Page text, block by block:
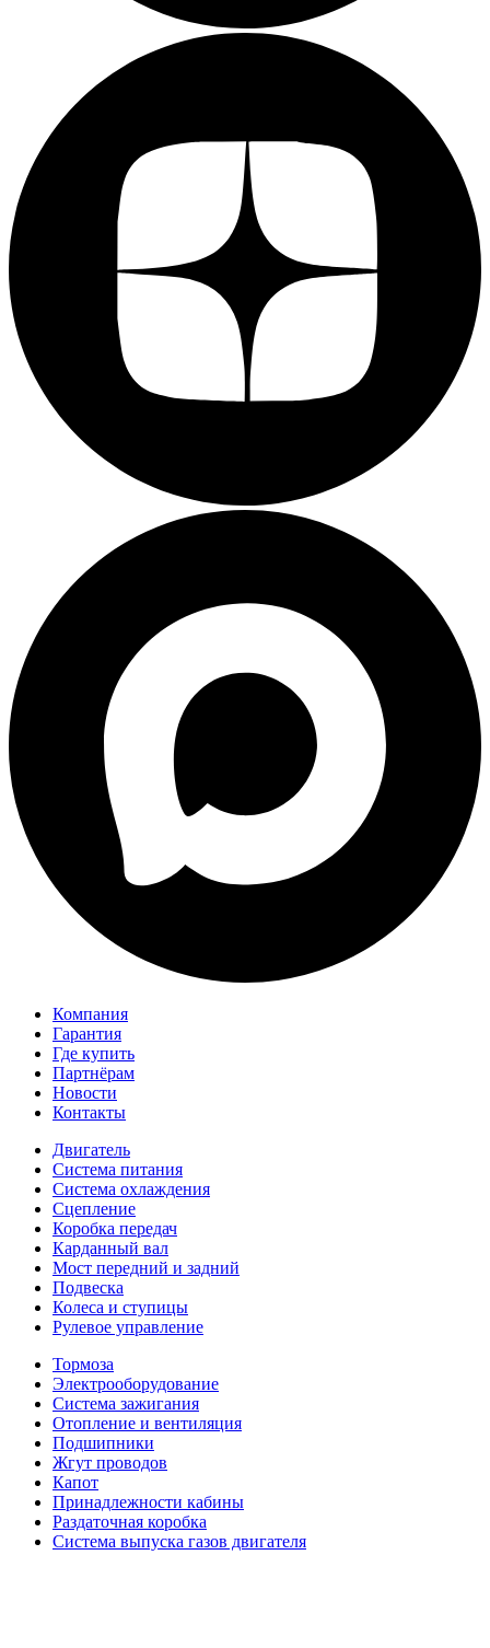
Компания
Гарантия
Где купить
Партнёрам
Новости
Контакты
Двигатель
Система питания
Система охлаждения
Сцепление
Коробка передач
Карданный вал
Мост передний и задний
Подвеска
Колеса и ступицы
Рулевое управление
Тормоза
Электрооборудование
Система зажигания
Отопление и вентиляция
Подшипники
Жгут проводов
Капот
Принадлежности кабины
Раздаточная коробка
Система выпуска газов двигателя